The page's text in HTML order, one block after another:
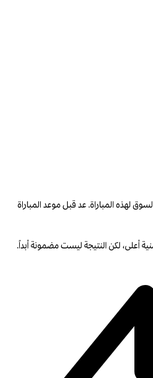
لهذه المباراة. عد قبل موعد المباراة
أعلى، لكن النتيجة ليست مضمونة أبداً.